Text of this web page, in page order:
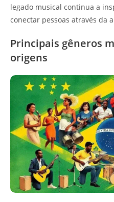
legado musical continua a
conectar pessoas através da
Principais gêneros
origens